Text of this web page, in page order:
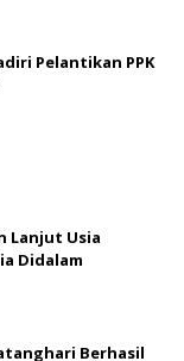
Pelantikan PPK
Lanjut Usia
Didalam
Berhasil